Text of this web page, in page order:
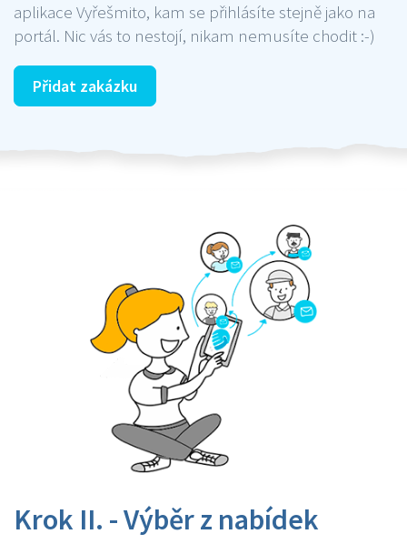
aplikace Vyřešmito, kam se přihlásíte stejně jako na
portál. Nic vás to nestojí, nikam nemusíte chodit :-)
Přidat zakázku
Krok II. - Výběr z nabídek